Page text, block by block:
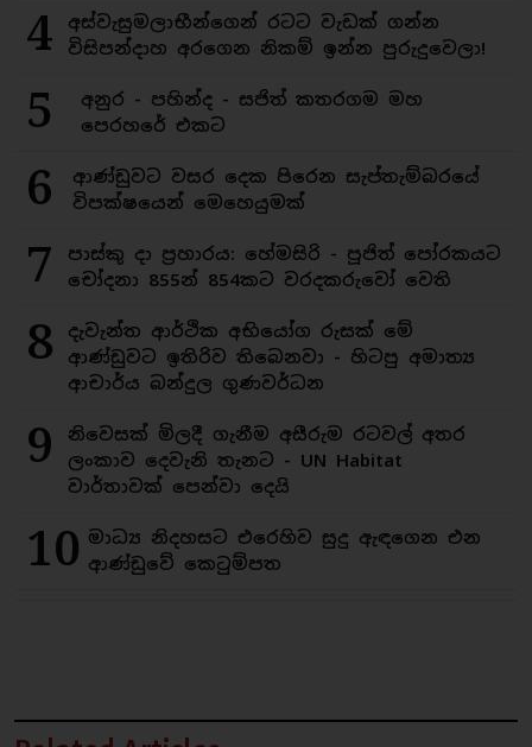
4
අස්වැසුමලාභීන්ගෙන් රටට වැඩක් ගන්න
විසිපන්දාහ අරගෙන නිකම් ඉන්න පුරුදුවෙලා!
5
අනුර - පහින්ද - සජිත් කතරගම මහ
පෙරහරේ එකට
6
ආණ්ඩුවට වසර දෙක පිරෙන සැප්තැම්බරයේ
විපක්ෂයෙන් මෙහෙයුමක්
7
පාස්කු දා ප්‍රහාරය: හේමසිරි - පූජිත් පෝරකයට
චෝදනා 855න් 854කට වරදකරුවෝ වෙති
8
දැවැන්ත ආර්ථික අභියෝග රුසක් මේ
ආණ්ඩුවට ඉතිරිව තිබෙනවා - හිටපු අමාත්‍ය
ආචාර්ය බන්දුල ගුණවර්ධන
9
නිවෙසක් මිලදී ගැනීම අසීරුම රටවල් අතර
ලංකාව දෙවැනි තැනට - UN Habitat
වාර්තාවක් පෙන්වා දෙයි
10 මාධ්‍ය නිදහසට එරෙහිව සුදු ඇඳගෙන එන
ආණ්ඩුවේ කෙටුම්පත